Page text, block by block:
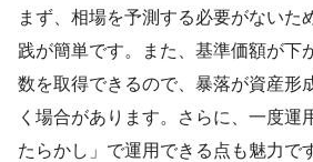
まず、相場を予測する必要がないた
践が簡単です。また、基準価額が下
数を取得できるので、暴落が資産形
く場合があります。さらに、一度運
たらかし」で運用できる点も魅力で